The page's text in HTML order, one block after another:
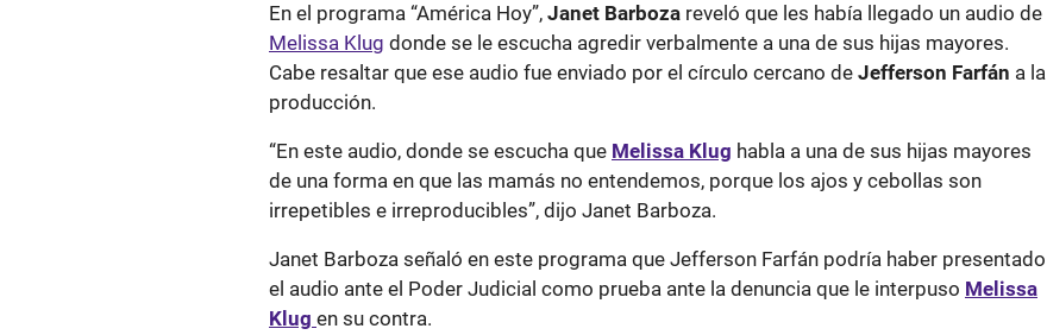
En el programa “América Hoy”, Janet Barboza reveló que les había llegado un audio de
Melissa Klug donde se le escucha agredir verbalmente a una de sus hijas mayores.
Cabe resaltar que ese audio fue enviado por el círculo cercano de Jefferson Farfán a la
producción.
“En este audio, donde se escucha que Melissa Klug habla a una de sus hijas mayores
de una forma en que las mamás no entendemos, porque los ajos y cebollas son
irrepetibles e irreproducibles”, dijo Janet Barboza.
Janet Barboza señaló en este programa que Jefferson Farfán podría haber presentado
el audio ante el Poder Judicial como prueba ante la denuncia que le interpuso Melissa
Klug en su contra.